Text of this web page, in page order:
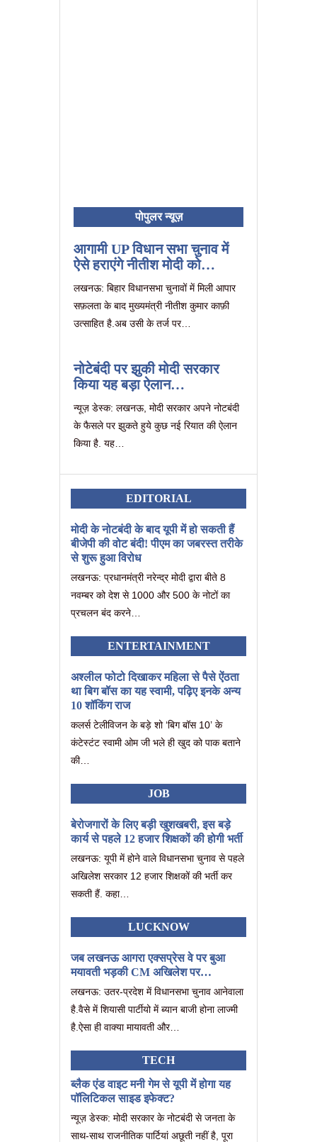
पोपुलर न्यूज़
आगामी UP विधान सभा चुनाव में
ऐसे हराएंगे नीतीश मोदी को…
लखनऊ: बिहार विधानसभा चुनावों में मिली आपार
सफ़लता के बाद मुख्यमंत्री नीतीश कुमार काफ़ी
उत्साहित है.अब उसी के तर्ज पर…
नोटेबंदी पर झुकी मोदी सरकार
किया यह बड़ा ऐलान…
न्यूज़ डेस्क: लखनऊ, मोदी सरकार अपने नोटबंदी
के फैसले पर झुकते हुये कुछ नई रियात की ऐलान
किया है. यह…
EDITORIAL
मोदी के नोटबंदी के बाद यूपी में हो सकती हैं
बीजेपी की वोट बंदी! पीएम का जबरस्त तरीके
से शुरू हुआ विरोध
लखनऊ: प्रधानमंत्री नरेन्द्र मोदी द्वारा बीते 8
नवम्बर को देश से 1000 और 500 के नोटों का
प्रचलन बंद करने…
ENTERTAINMENT
अश्लील फोटो दिखाकर महिला से पैसे ऐंठता
था बिग बॉस का यह स्वामी, पढ़िए इनके अन्य
10 शॉकिंग राज
कलर्स टेलीविजन के बड़े शो ‘बिग बॉस 10’ के
कंटेस्टंट स्वामी ओम जी भले ही खुद को पाक बताने
की…
JOB
बेरोजगारों के लिए बड़ी खुशखबरी, इस बड़े
कार्य से पहले 12 हजार शिक्षकों की होगी भर्ती
लखनऊ: यूपी में होने वाले विधानसभा चुनाव से पहले
अखिलेश सरकार 12 हजार शिक्षकों की भर्ती कर
सकती हैं. कहा…
LUCKNOW
जब लखनऊ आगरा एक्सप्रेस वे पर बुआ
मयावती भड़की CM अखिलेश पर…
लखनऊ: उतर-प्रदेश में विधानसभा चुनाव आनेवाला
है.वैसे में शियासी पार्टीयो में ब्यान बाजी होना लाज्मी
है.ऐसा ही वाक्या मायावती और…
TECH
ब्लैक एंड वाइट मनी गेम से यूपी में होगा यह
पॉलिटिकल साइड इफेक्ट?
न्यूज़ डेस्क: मोदी सरकार के नोटबंदी से जनता के
साथ-साथ राजनीतिक पार्टियां अछूती नहीं है, पूरा